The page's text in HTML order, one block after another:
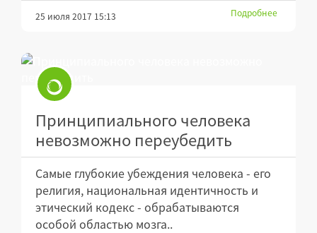
25 июля 2017 15:13 Подробнее
Принципиального человека
невозможно переубедить
Самые глубокие убеждения человека - его
религия, национальная идентичность и
этический кодекс - обрабатываются
особой областью мозга..